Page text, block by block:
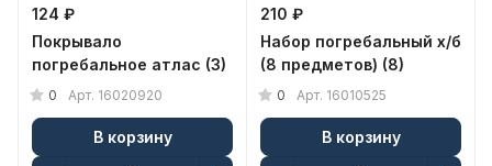
124 ₽
Покрывало
погребальное атлас (3)
0 Арт. 16020920
В корзину
210 ₽
Набор погребальный х/б
(8 предметов) (8)
0 Арт. 16010525
В корзину